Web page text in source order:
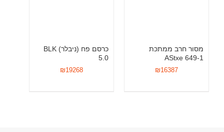
מסור חרב ממתכת
AStxe 649-1
₪16387
כרסם פח (ניבלר) BLK
5.0
₪19268